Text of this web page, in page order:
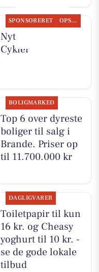
SPONSORERET OPSLAGSTAVLEN
Nyt fra Per P.
Cykler
BOLIGMARKED
Top 6 over dyreste
boliger til salg i
Brande. Priser op
til 11.700.000 kr
DAGLIGVARER
Toiletpapir til kun
16 kr. og Cheasy
yoghurt til 10 kr. -
se de gode lokale
tilbud